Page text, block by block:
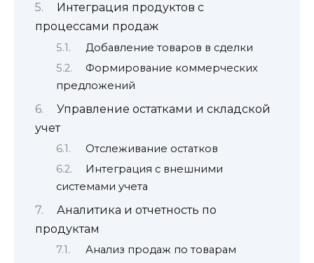
Интеграция продуктов с
процессами продаж
Добавление товаров в сделки
Формирование коммерческих
предложений
Управление остатками и складской
учет
Отслеживание остатков
Интеграция с внешними
системами учета
Аналитика и отчетность по
продуктам
Анализ продаж по товарам